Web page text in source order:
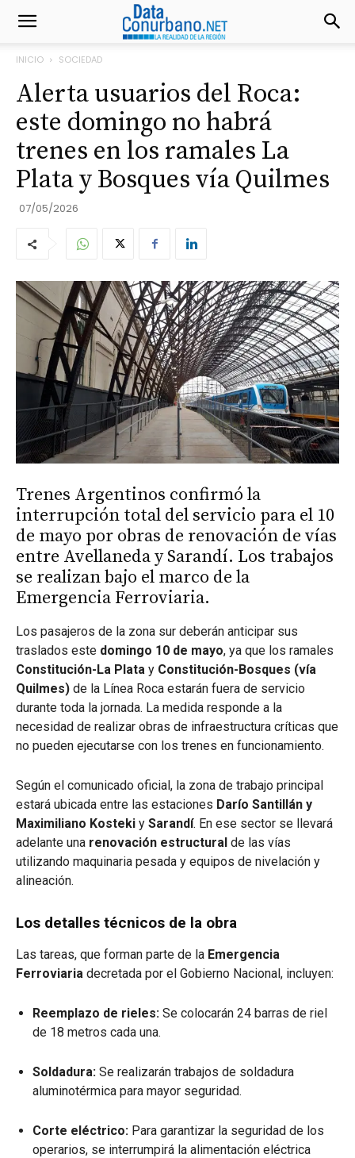
INICIO SOCIEDAD
Alerta usuarios del Roca:
este domingo no habrá
trenes en los ramales La
Plata y Bosques vía Quilmes
07/05/2026
Trenes Argentinos confirmó la
interrupción total del servicio para el 10
de mayo por obras de renovación de vías
entre Avellaneda y Sarandí. Los trabajos
se realizan bajo el marco de la
Emergencia Ferroviaria.
Los pasajeros de la zona sur deberán anticipar sus
traslados este domingo 10 de mayo, ya que los ramales
Constitución-La Plata y Constitución-Bosques (vía
Quilmes) de la Línea Roca estarán fuera de servicio
durante toda la jornada. La medida responde a la
necesidad de realizar obras de infraestructura críticas que
no pueden ejecutarse con los trenes en funcionamiento.
Según el comunicado oficial, la zona de trabajo principal
estará ubicada entre las estaciones Darío Santillán y
Maximiliano Kosteki y Sarandí. En ese sector se llevará
adelante una renovación estructural de las vías
utilizando maquinaria pesada y equipos de nivelación y
alineación.
Los detalles técnicos de la obra
Las tareas, que forman parte de la Emergencia
Ferroviaria decretada por el Gobierno Nacional, incluyen:
Reemplazo de rieles: Se colocarán 24 barras de riel
de 18 metros cada una.
Soldadura: Se realizarán trabajos de soldadura
aluminotérmica para mayor seguridad.
Corte eléctrico: Para garantizar la seguridad de los
operarios, se interrumpirá la alimentación eléctrica